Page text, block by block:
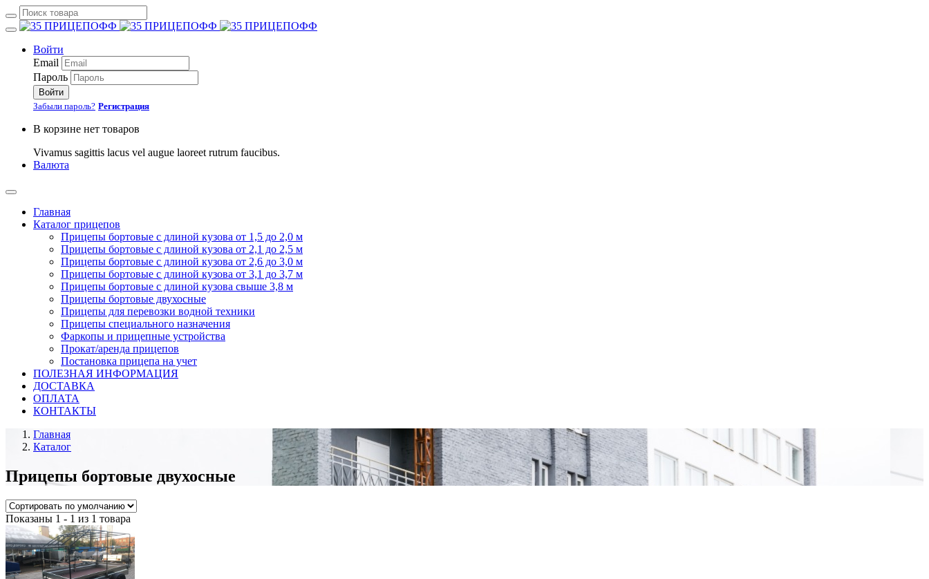
Войти
Email
Пароль
Войти
Забыли пароль? Регистрация
В корзине нет товаров
Vivamus sagittis lacus vel augue laoreet rutrum faucibus.
Валюта
Главная
Каталог прицепов
Прицепы бортовые с длиной кузова от 1,5 до 2,0 м
Прицепы бортовые с длиной кузова от 2,1 до 2,5 м
Прицепы бортовые с длиной кузова от 2,6 до 3,0 м
Прицепы бортовые с длиной кузова от 3,1 до 3,7 м
Прицепы бортовые с длиной кузова свыше 3,8 м
Прицепы бортовые двухосные
Прицепы для перевозки водной техники
Прицепы специального назначения
Фаркопы и прицепные устройства
Прокат/аренда прицепов
Постановка прицепа на учет
ПОЛЕЗНАЯ ИНФОРМАЦИЯ
ДОСТАВКА
ОПЛАТА
КОНТАКТЫ
Главная
Каталог
Прицепы бортовые двухосные
Показаны 1 - 1 из 1 товара